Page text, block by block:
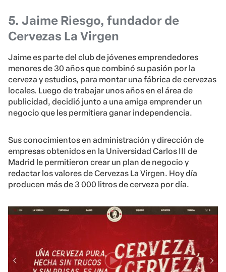
5. Jaime Riesgo, fundador de
Cervezas La Virgen
Jaime es parte del club de jóvenes emprendedores
menores de 30 años que combinó su pasión por la
cerveza y estudios, para montar una fábrica de cervezas
locales. Luego de trabajar unos años en el área de
publicidad, decidió junto a una amiga emprender un
negocio que les permitiera ganar independencia.
Sus conocimientos en administración y dirección de
empresas obtenidos en la Universidad Carlos III de
Madrid le permitieron crear un plan de negocio y
redactar los valores de Cervezas La Virgen. Hoy día
producen más de 3 000 litros de cerveza por día.